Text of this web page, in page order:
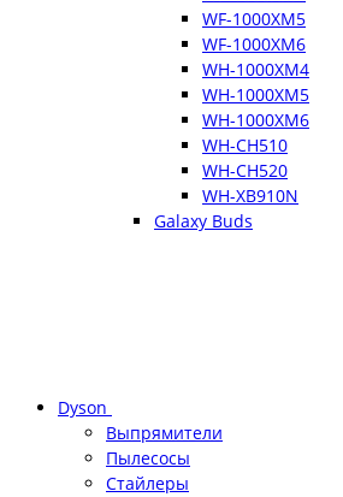
WF-1000XM5
WF-1000XM6
WH-1000XM4
WH-1000XM5
WH-1000XM6
WH-CH510
WH-CH520
WH-XB910N
Galaxy Buds
Dyson
Выпрямители
Пылесосы
Стайлеры